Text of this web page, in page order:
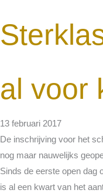
al voor
13 februari 2017
De inschrijving voor het
nog maar nauwelijks
Sinds de eerste open dag
is al een kwart van het